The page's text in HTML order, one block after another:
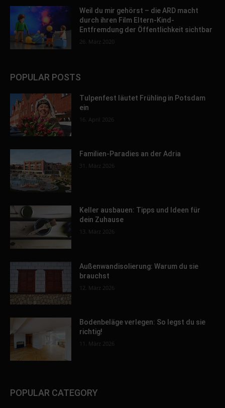
Weil du mir gehörst – die ARD macht
durch ihren Film Eltern-Kind-
Entfremdung der Öffentlichkeit sichtbar
26. März 2020
POPULAR POSTS
Tulpenfest läutet Frühling in Potsdam
ein
16. April 2026
Familien-Paradies an der Adria
31. März 2026
Keller ausbauen: Tipps und Ideen für
dein Zuhause
13. März 2026
Außenwandisolierung: Warum du sie
brauchst
12. März 2026
Bodenbeläge verlegen: So legst du sie
richtig!
11. März 2026
POPULAR CATEGORY